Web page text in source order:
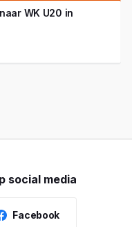
WK U20 in
social media
Facebook